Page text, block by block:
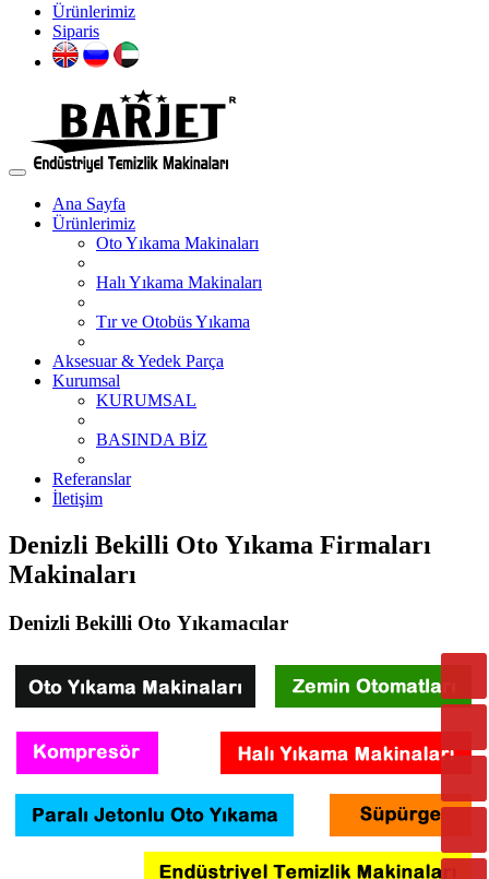
Ürünlerimiz
Siparis
Ana Sayfa
Ürünlerimiz
Oto Yıkama Makinaları
Halı Yıkama Makinaları
Tır ve Otobüs Yıkama
Aksesuar & Yedek Parça
Kurumsal
KURUMSAL
BASINDA BİZ
Referanslar
İletişim
Denizli Bekilli Oto Yıkama Firmaları
Makinaları
Denizli Bekilli Oto Yıkamacılar